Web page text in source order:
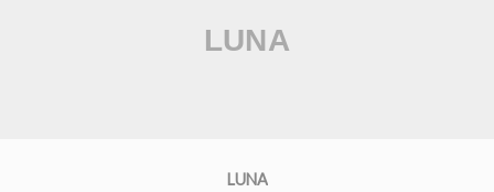
LUNA